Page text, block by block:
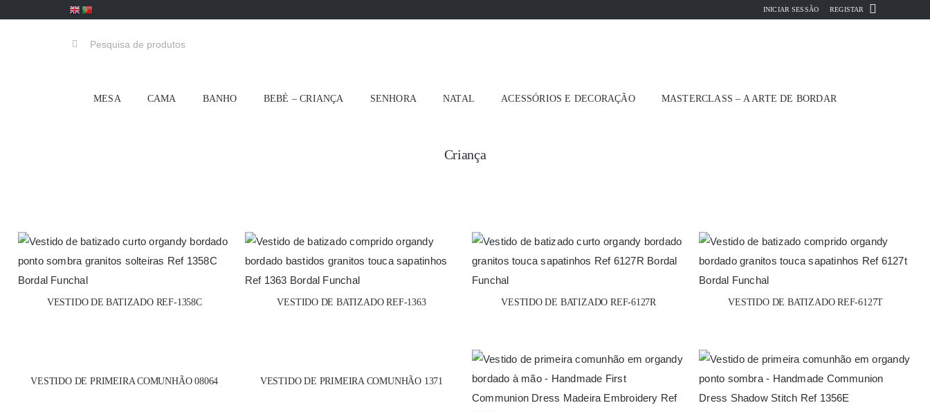
INICIAR SESSÃO REGISTAR
Pesquisar
MESA CAMA BANHO BEBÉ – CRIANÇA SENHORA NATAL ACESSÓRIOS E DECORAÇÃO MASTERCLASS – A ARTE DE BORDAR
Criança
VESTIDO DE BATIZADO REF-1358C VESTIDO DE BATIZADO REF-1363 VESTIDO DE BATIZADO REF-6127R VESTIDO DE BATIZADO REF-6127T
VESTIDO DE PRIMEIRA COMUNHÃO 08064 VESTIDO DE PRIMEIRA COMUNHÃO 1371